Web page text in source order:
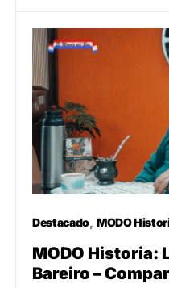
Destacado MODO
MODO Historia:
Bareiro –